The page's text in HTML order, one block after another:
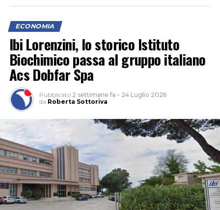
ECONOMIA
Ibi Lorenzini, lo storico Istituto
Biochimico passa al gruppo italiano
Acs Dobfar Spa
Pubblicato 2 settimane fa – 24 Luglio 2026
da Roberta Sottoriva